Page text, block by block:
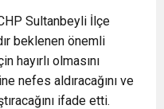
Sultanbeyli İlçe
beklenen önemli
hayırlı olmasını
nefes aldıracağını ve
ifade etti.